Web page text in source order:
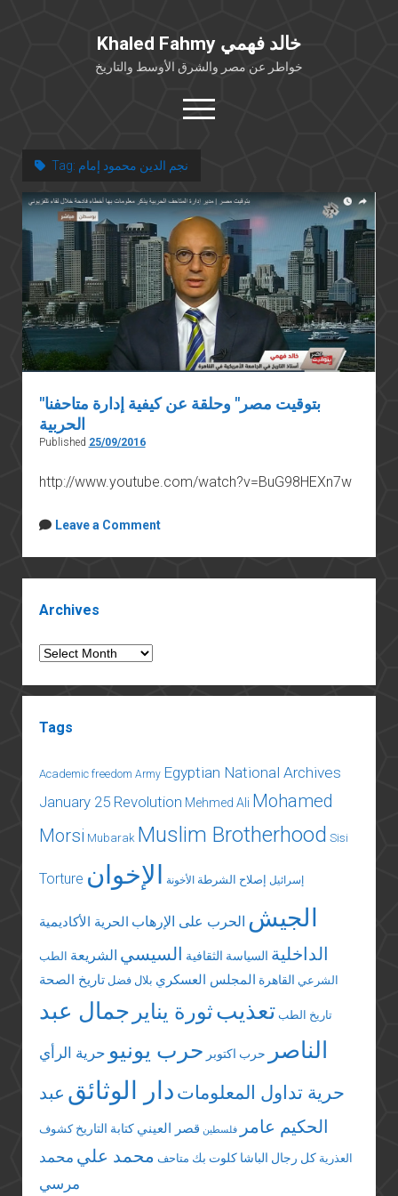
Khaled Fahmy خالد فهمي
خواطر عن مصر والشرق الأوسط والتاريخ
open
menu
twitter
خلفية شخصية
كتابات أكاديمية
مقالات صحافية
بوستات من فيسبوك
مقابلات في الإعلام
Languages
Tag: نجم الدين محمود إمام
"بتوقيت مصر" وحلقة عن كيفية إدارة متاحفنا
الحربية
Published 25/09/2016
http://www.youtube.com/watch?v=BuG98HEXn7w
Leave a Comment
Archives
Archives
Tags
Academic freedom Army Egyptian National Archives
January 25 Revolution Mehmed Ali Mohamed
Morsi Mubarak Muslim Brotherhood Sisi
Torture إسرائيل إصلاح الشرطة الأخونة الإخوان
الجيش الحرب على الإرهاب الحرية الأكاديمية
الداخلية السياسة الثقافية السيسي الشريعة الطب
الشرعي القاهرة المجلس العسكري بلال فضل تاريخ الصحة
تاريخ الطب تعذيبثورة يناير جمال عبد
الناصر
حرب اكتوبر حرب يونيو حرية الرأي
حرية تداول المعلومات دار الوثائق عبد
الحكيم عامر
فلسطين قصر العيني كتابة التاريخ كشوف
العذرية كل رجال الباشا كلوت بك متاحف محمد علي محمد
مرسي